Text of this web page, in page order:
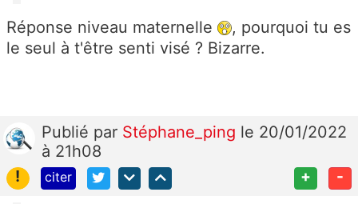
Réponse niveau maternelle
, pourquoi tu es
le seul à t'être senti visé ? Bizarre.
Publié par Stéphane_ping le 20/01/2022
à 21h08
!
citer + -